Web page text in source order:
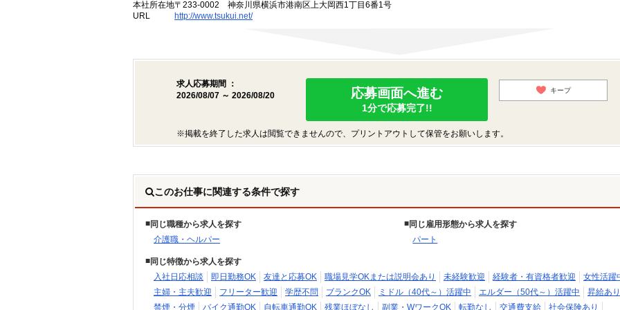
本社所在地〒233-0002 神奈川県横浜市港南区上大岡西1丁目6番1号
URL
http://www.tsukui.net/
求人応募期間 ：
2026/08/07 ～ 2026/08/20
応募画面へ進む
1分で応募完了!!
キープ
※掲載を終了した求人は閲覧できませんので、プリントアウトして保管をお願いします。
このお仕事に関連する条件で探す
同じ職種から求人を探す
介護職・ヘルパー
同じ雇用形態から求人を探す
パート
同じ特徴から求人を探す
入社日応相談
即日勤務OK 友達と応募OK 職場見学OKまたは説明会あり 未経験歓迎 経験者・有資格者歓迎
女性活躍
主婦・主夫歓迎
フリーター歓迎 学歴不問 ブランクOK ミドル（40代～）活躍中 エルダー（50代～）活躍中
昇給あり
禁煙・分煙
バイク通勤OK 自転車通勤OK 残業ほぼなし 副業・WワークOK 転勤なし 交通費支給 社会保険あり